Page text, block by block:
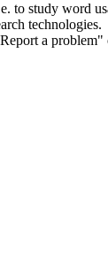
study word
technologies.
a